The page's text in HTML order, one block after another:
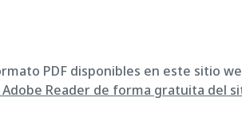
PDF disponibles en este sitio
Adobe Reader de forma gratuita del